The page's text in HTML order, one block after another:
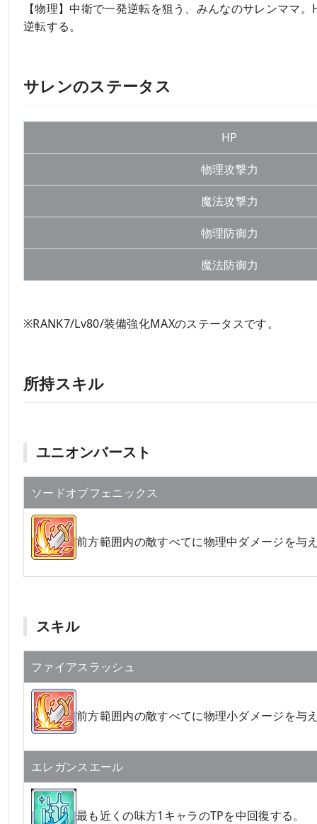
【物理】中衛で一発逆転を狙う、みんなのサレンママ
逆転する。
サレンのステータス
HP
物理攻撃力
魔法攻撃力
物理防御力
魔法防御力
※RANK7/Lv80/装備強化MAXのステータスです。
所持スキル
ユニオンバースト
ソードオブフェニックス
前方範囲内の敵すべてに物理中ダメージを与
スキル
ファイアスラッシュ
前方範囲内の敵すべてに物理小ダメージを与
エレガンスエール
最も近くの味方1キャラのTPを中回復する。